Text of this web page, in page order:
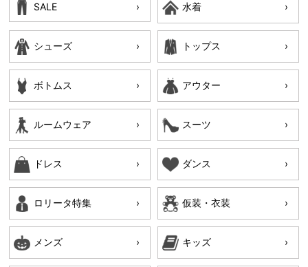
SALE 水着
シューズ トップス
ボトムス アウター
ルームウェア スーツ
ドレス ダンス
ロリータ特集 仮装・衣装
メンズ キッズ